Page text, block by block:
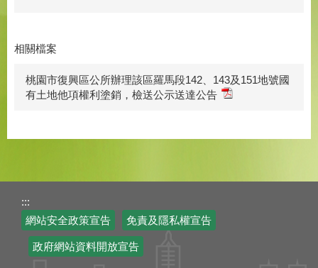
相關檔案
桃園市復興區公所辦理該區羅馬段142、143及151地號國
有土地他項權利塗銷，檢送公示送達公告
:::
網站安全政策宣告
免責及隱私權宣告
政府網站資料開放宣告